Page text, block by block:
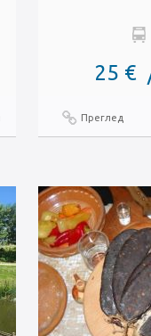
25 €
Преглед